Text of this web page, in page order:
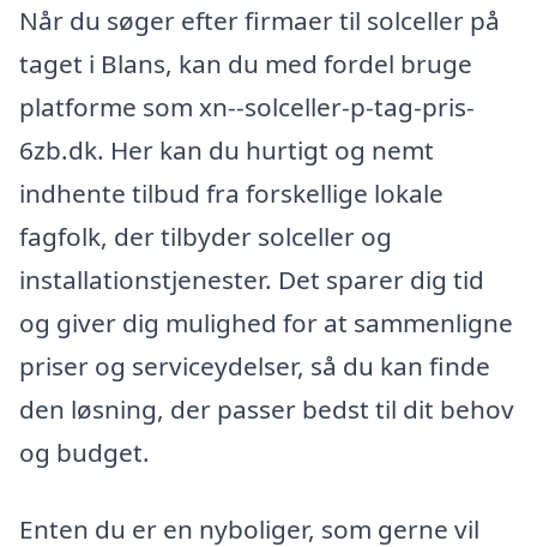
Når du søger efter firmaer til solceller på
taget i Blans, kan du med fordel bruge
platforme som xn--solceller-p-tag-pris-
6zb.dk. Her kan du hurtigt og nemt
indhente tilbud fra forskellige lokale
fagfolk, der tilbyder solceller og
installationstjenester. Det sparer dig tid
og giver dig mulighed for at sammenligne
priser og serviceydelser, så du kan finde
den løsning, der passer bedst til dit behov
og budget.
Enten du er en nyboliger, som gerne vil